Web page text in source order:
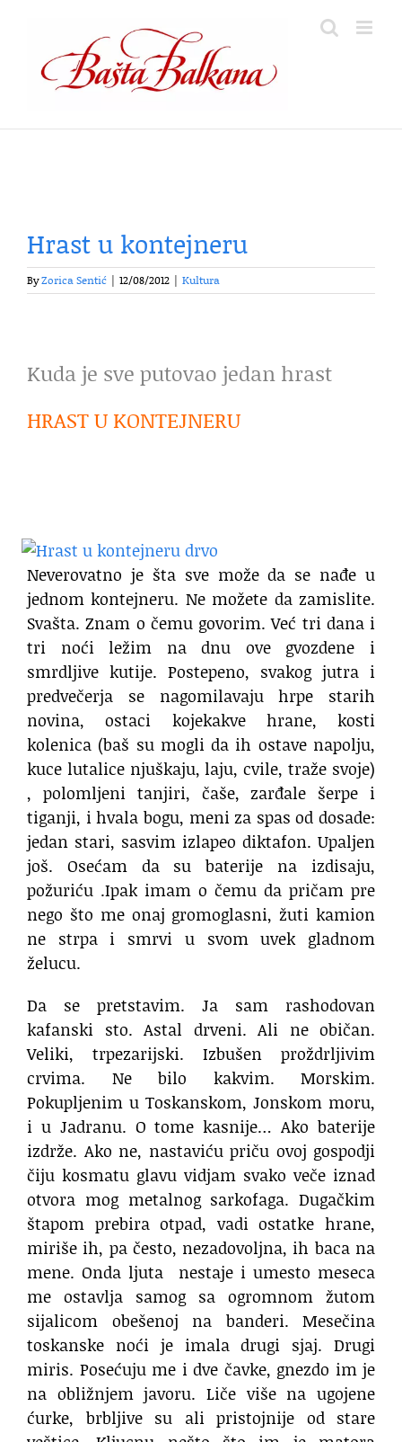
content
Hrast u kontejneru
ByZorica Sentić 12/08/2012 Kultura
Kuda je sve putovao jedan hrast
HRAST U KONTEJNERU
Neverovatno je šta sve može da se nađe u
jednom kontejneru. Ne možete da zamislite.
Svašta. Znam o čemu govorim. Već tri dana i
tri noći ležim na dnu ove gvozdene i
smrdljive kutije. Postepeno, svakog jutra i
predvečerja se nagomilavaju hrpe starih
novina, ostaci kojekakve hrane, kosti
kolenica (baš su mogli da ih ostave napolju,
kuce lutalice njuškaju, laju, cvile, traže svoje)
, polomljeni tanjiri, čaše, zarđale šerpe i
tiganji, i hvala bogu, meni za spas od dosade:
jedan stari, sasvim izlapeo diktafon. Upaljen
još. Osećam da su baterije na izdisaju,
požuriću .Ipak imam o čemu da pričam pre
nego što me onaj gromoglasni, žuti kamion
ne strpa i smrvi u svom uvek gladnom
želucu.
Da se pretstavim. Ja sam rashodovan
kafanski sto. Astal drveni. Ali ne običan.
Veliki, trpezarijski. Izbušen proždrljivim
crvima. Ne bilo kakvim. Morskim.
Pokupljenim u Toskanskom, Jonskom moru,
i u Jadranu. O tome kasnije… Ako baterije
izdrže. Ako ne, nastaviću priču ovoj gospodji
čiju kosmatu glavu vidjam svako veče iznad
otvora mog metalnog sarkofaga. Dugačkim
štapom prebira otpad, vadi ostatke hrane,
miriše ih, pa često, nezadovoljna, ih baca na
mene. Onda ljuta nestaje i umesto meseca
me ostavlja samog sa ogromnom žutom
sijalicom obešenoj na banderi. Mesečina
toskanske noći je imala drugi sjaj. Drugi
miris. Posećuju me i dve čavke, gnezdo im je
na obližnjem javoru. Liče više na ugojene
ćurke, brbljive su ali pristojnije od stare